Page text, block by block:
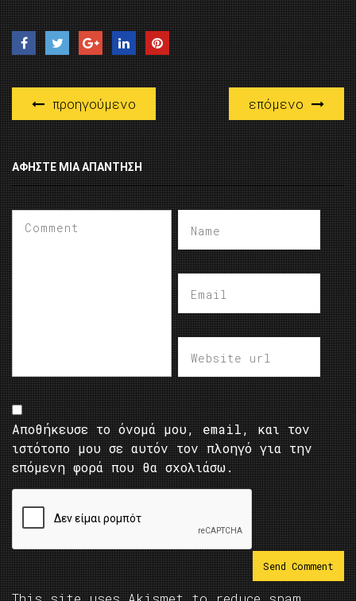
προηγούμενο επόμενο
ΑΦΉΣΤΕ ΜΙΑ ΑΠΆΝΤΗΣΗ
Αποθήκευσε το όνομά μου, email, και τον
ιστότοπο μου σε αυτόν τον πλοηγό για την
επόμενη φορά που θα σχολιάσω.